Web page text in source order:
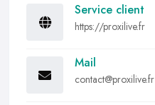
Service client
https://proxilive.fr
Mail
contact@proxilive.fr